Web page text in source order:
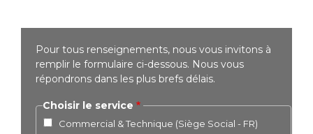
Pour tous renseignements, nous vous invitons à
remplir le formulaire ci-dessous. Nous vous
répondrons dans les plus brefs délais.
Choisir le service
Commercial & Technique (Siège Social - FR)